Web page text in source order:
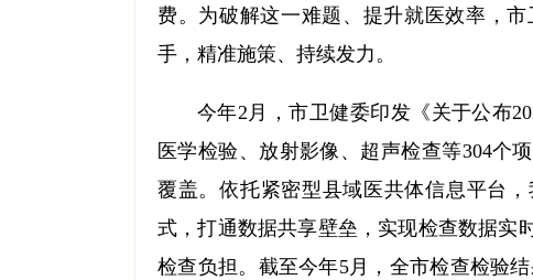
费。为破解这一难题、提升就医效率，
手，精准施策、持续发力。
今年2月，市卫健委印发《关于公布
医学检验、放射影像、超声检查等304个
覆盖。依托紧密型县域医共体信息平台
式，打通数据共享壁垒，实现检查数据实
检查负担。截至今年5月，全市检查检验